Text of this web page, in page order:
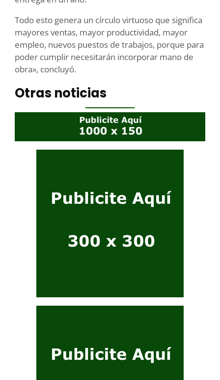
Todo esto genera un círculo virtuoso que significa
mayores ventas, mayor productividad, mayor
empleo, nuevos puestos de trabajos, porque para
poder cumplir necesitarán incorporar mano de
obra», concluyó.
Otras noticias